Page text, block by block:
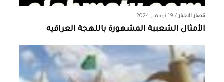
قصار الاخبار/ 19 نوفمبر 2024
الأمثال الشعبية المشهورة باللهجة العراقيه